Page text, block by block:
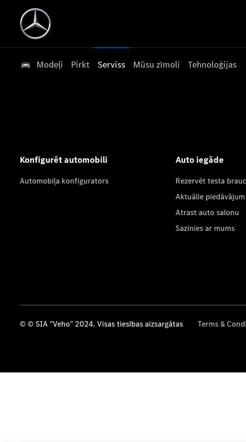
Modeļi Pirkt Serviss Mūsu zīmoli Tehnoloģijas
Konfigurēt automobili
Automobiļa konfigurators
Auto iegāde
Rezervēt testa
Aktuālie piedāvājum
Atrast auto salonu
Sazinies ar mums
© © SIA "Veho" 2024. Visas tiesības aizsargātas Terms &